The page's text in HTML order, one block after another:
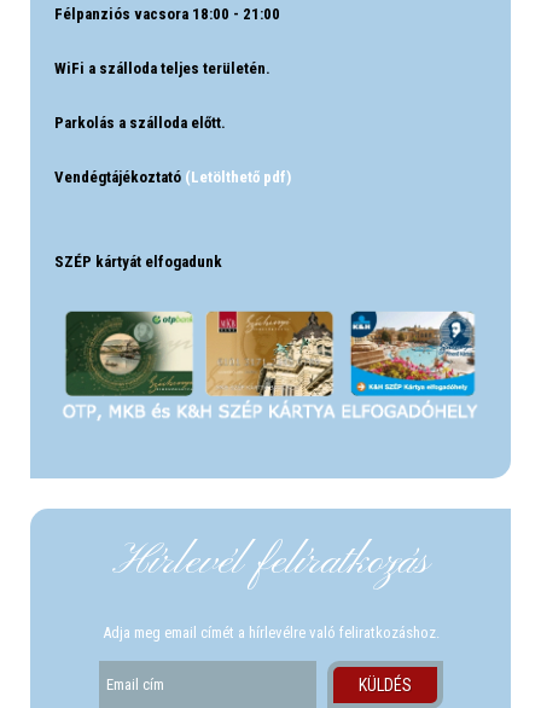
Félpanziós vacsora 18:00 - 21:00
WiFi a szálloda teljes területén.
Parkolás a szálloda előtt.
Vendégtájékoztató (Letölthető pdf)
SZÉP kártyát elfogadunk
Hírlevél felíratkozás
Adja meg email címét a hírlevélre való feliratkozáshoz.